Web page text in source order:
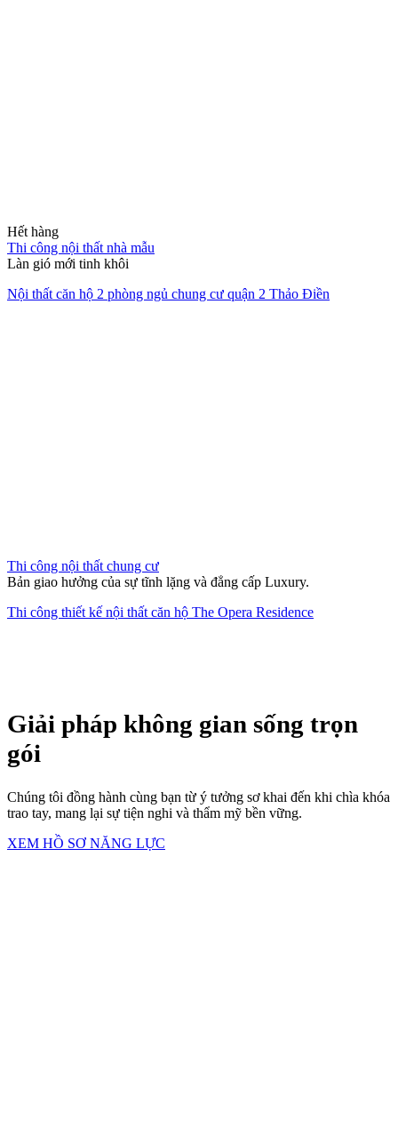
Hết hàng
Thi công nội thất nhà mẫu
Làn gió mới tinh khôi
Nội thất căn hộ 2 phòng ngủ chung cư quận 2 Thảo Điền
Thi công nội thất chung cư
Bản giao hưởng của sự tĩnh lặng và đẳng cấp Luxury.
Thi công thiết kế nội thất căn hộ The Opera Residence
Giải pháp không gian sống trọn
gói
Chúng tôi đồng hành cùng bạn từ ý tưởng sơ khai đến khi chìa khóa
trao tay, mang lại sự tiện nghi và thẩm mỹ bền vững.
XEM HỒ SƠ NĂNG LỰC